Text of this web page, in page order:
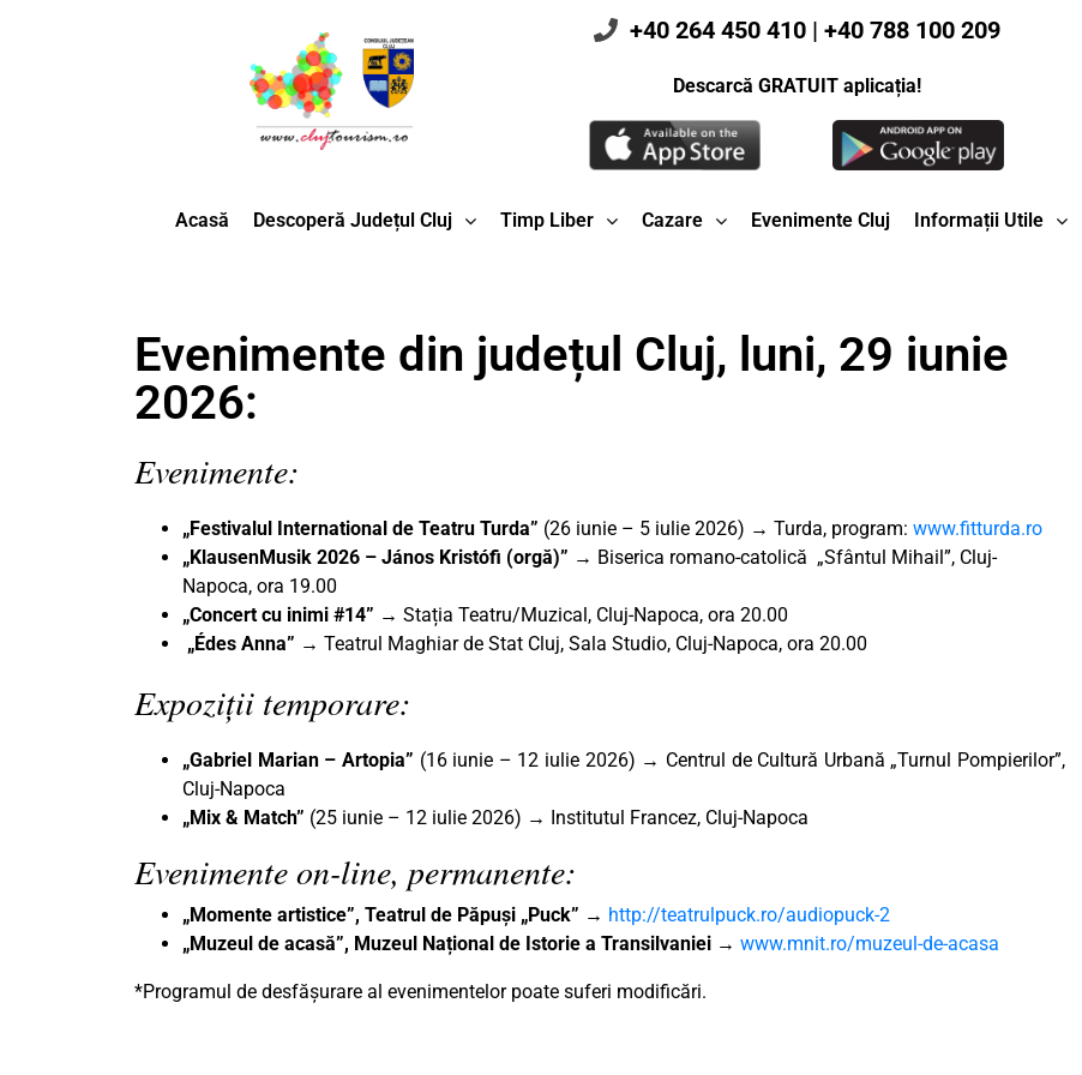
+40 264 450 410 | +40 788 100 209
Descarcă GRATUIT aplicația!
Acasă Descoperă Județul Cluj Timp Liber Cazare Evenimente Cluj Informații Utile
Evenimente din județul Cluj, luni, 29 iunie
2026:
Evenimente:
„Festivalul International de Teatru Turda” (26 iunie – 5 iulie 2026) → Turda, program: www.fitturda.ro
„KlausenMusik 2026 – János Kristófi (orgă)” → Biserica romano-catolică „Sfântul Mihail”, Cluj-
Napoca, ora 19.00
„Concert cu inimi #14” → Stația Teatru/Muzical, Cluj-Napoca, ora 20.00
„Édes Anna” → Teatrul Maghiar de Stat Cluj, Sala Studio, Cluj-Napoca, ora 20.00
Expoziții temporare:
„Gabriel Marian – Artopia” (16 iunie – 12 iulie 2026) → Centrul de Cultură Urbană „Turnul Pompierilor”,
Cluj-Napoca
„Mix & Match” (25 iunie – 12 iulie 2026) → Institutul Francez, Cluj-Napoca
Evenimente on-line, permanente:
„Momente artistice”, Teatrul de Păpuși „Puck” → http://teatrulpuck.ro/audiopuck-2
„Muzeul de acasă”, Muzeul Național de Istorie a Transilvaniei → www.mnit.ro/muzeul-de-acasa
*Programul de desfășurare al evenimentelor poate suferi modificări.